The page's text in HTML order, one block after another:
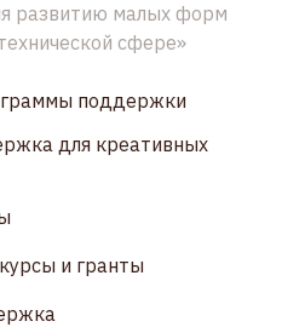
развитию малых форм
сфере»
поддержки
для креативных
и гранты